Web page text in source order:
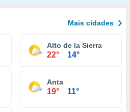
Mais cidades
Alto de la Sierra
22° 14°
Anta
19° 11°